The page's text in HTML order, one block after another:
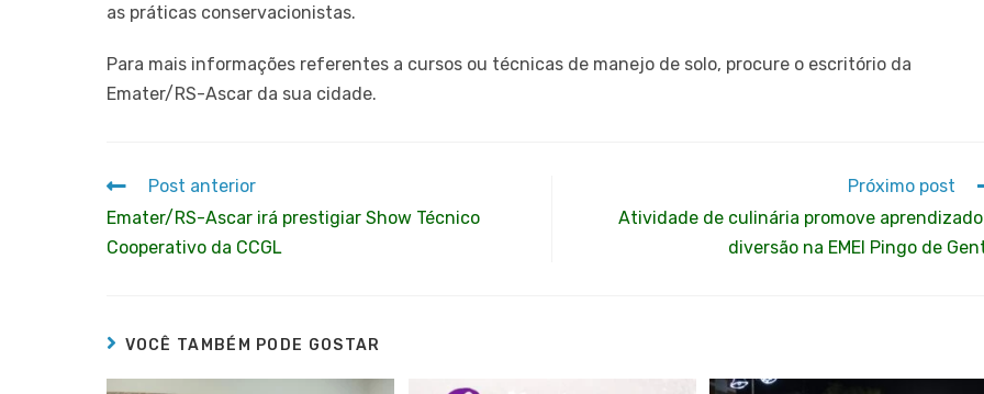
as práticas conservacionistas.
Para mais informações referentes a cursos ou técnicas de manejo de solo, procure o escritório da
Emater/RS-Ascar da sua cidade.
Post anterior
Emater/RS-Ascar irá prestigiar Show Técnico
Cooperativo da CCGL
Próximo post
Atividade de culinária promove
diversão na EMEI Pingo de
VOCÊ TAMBÉM PODE GOSTAR